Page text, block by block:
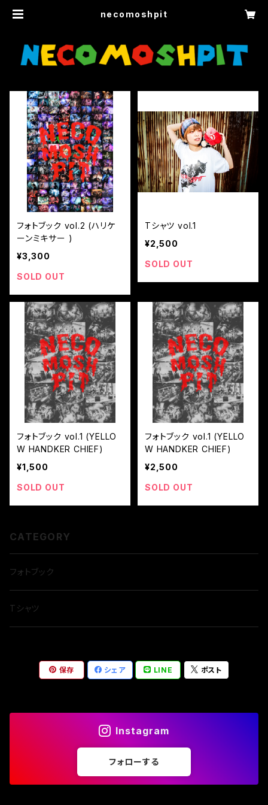
necomoshpit
フォトブック vol.2 (ハリケ
ーンミキサー )
¥3,300
SOLD OUT
Tシャツ vol.1
¥2,500
SOLD OUT
フォトブック vol.1 (YELLO
W HANDKER CHIEF)
¥1,500
SOLD OUT
フォトブック vol.1 (YELLO
W HANDKER CHIEF)
¥2,500
SOLD OUT
CATEGORY
フォトブック
Tシャツ
保存 シェア LINE ポスト
Instagram
フォローする